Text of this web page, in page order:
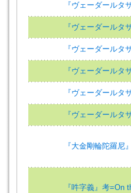
『ヴェーダールタ
『ヴェーダールタ
『ヴェーダールタ
『ヴェーダールタ
『ヴェーダールタ
『ヴェーダールタ
『大金剛輪陀羅尼
『吽字義』考=On